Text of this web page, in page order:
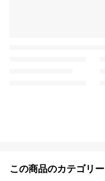
この商品のカテゴリー